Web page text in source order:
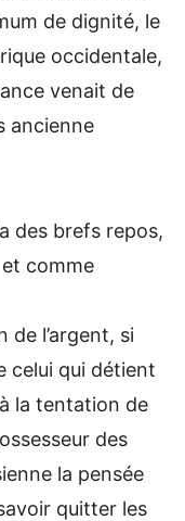
de dignité, le
occidentale,
venait de
ancienne
des brefs repos,
et comme
de l’argent, si
celui qui détient
la tentation de
des
la pensée
quitter les